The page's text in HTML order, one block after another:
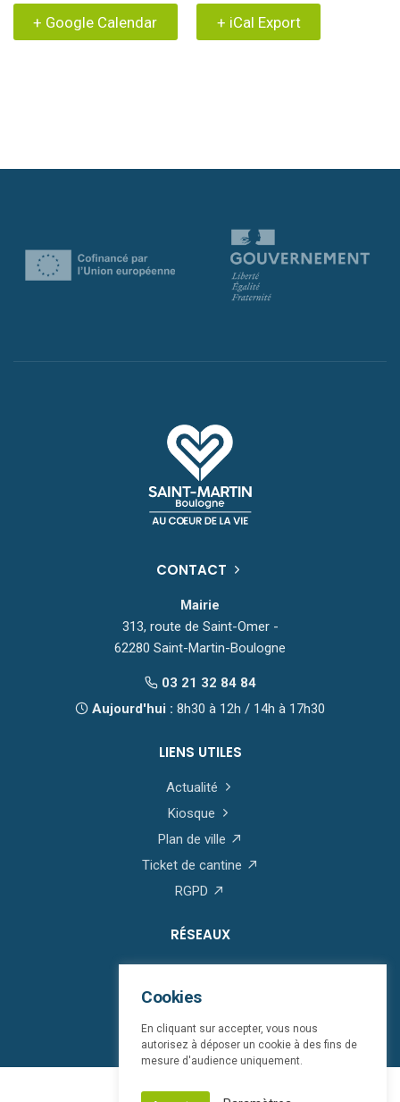
+ Google Calendar + iCal Export
CONTACT
Mairie
313, route de Saint-Omer -
62280 Saint-Martin-Boulogne
03 21 32 84 84
Aujourd'hui : 8h30 à 12h / 14h à 17h30
LIENS UTILES
Actualité
Kiosque
Plan de ville
Ticket de cantine
RGPD
RÉSEAUX
© Saint-Martin-Boulogne 2026
Cookies
En cliquant sur accepter, vous nous
autorisez à déposer un cookie à des fins de
mesure d'audience uniquement.